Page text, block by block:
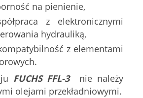
na pienienie,
z elektronicznymi
hydrauliką,
z elementami
FUCHS FFL-3nie należy
olejami przekładniowymi.